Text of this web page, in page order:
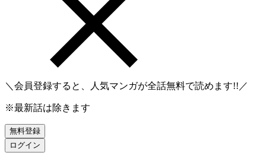
＼会員登録すると、人気マンガが全話無料で読めます!!／
※最新話は除きます
無料登録
ログイン